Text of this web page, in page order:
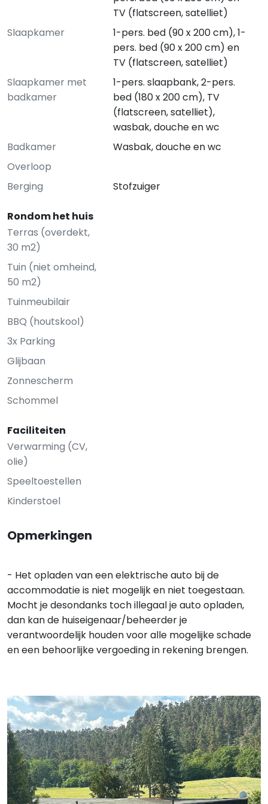
TV (flatscreen, satelliet)
Slaapkamer
1-pers. bed (90 x 200 cm), 1-
pers. bed (90 x 200 cm) en
TV (flatscreen, satelliet)
Slaapkamer met
badkamer
1-pers. slaapbank, 2-pers.
bed (180 x 200 cm), TV
(flatscreen, satelliet),
wasbak, douche en wc
Badkamer
Wasbak, douche en wc
Overloop
Berging
Stofzuiger
Rondom het huis
Terras (overdekt,
30 m2)
Tuin (niet omheind,
50 m2)
Tuinmeubilair
BBQ (houtskool)
3x Parking
Glijbaan
Zonnescherm
Schommel
Faciliteiten
Verwarming (CV,
olie)
Speeltoestellen
Kinderstoel
Opmerkingen
- Het opladen van een elektrische auto bij de
accommodatie is niet mogelijk en niet toegestaan.
Mocht je desondanks toch illegaal je auto opladen,
dan kan de huiseigenaar/beheerder je
verantwoordelijk houden voor alle mogelijke schade
en een behoorlijke vergoeding in rekening brengen.